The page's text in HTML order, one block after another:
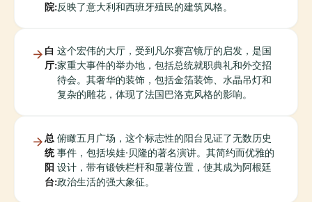
院:反映了意大利和西班牙殖民的建筑风格。
白
厅:
这个宏伟的大厅，受到凡尔赛宫镜厅的启发，是国
家重大事件的举办地，包括总统就职典礼和外交招
待会。其奢华的装饰，包括金箔装饰、水晶吊灯和
复杂的雕花，体现了法国巴洛克风格的影响。
总
统
阳
台:
俯瞰五月广场，这个标志性的阳台见证了无数历史
事件，包括埃娃·贝隆的著名演讲。其简约而优雅的
设计，带有锻铁栏杆和显著位置，使其成为阿根廷
政治生活的强大象征。